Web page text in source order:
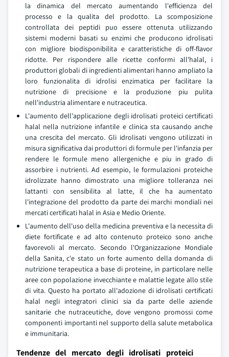
la dinamica del mercato aumentando l'efficienza del
processo e la qualita del prodotto. La scomposizione
controllata dei peptidi puo essere ottenuta utilizzando
sistemi moderni basati su enzimi che producono idrolisati
con migliore biodisponibilita e caratteristiche di off-flavor
ridotte. Per rispondere alle ricette conformi all'halal, i
produttori globali di ingredienti alimentari hanno ampliato la
loro funzionalita di idrolisi enzimatica per facilitare la
nutrizione di precisione e la produzione piu pulita
nell'industria alimentare e nutraceutica.
L'aumento dell'applicazione degli idrolisati proteici certificati
halal nella nutrizione infantile e clinica sta causando anche
una crescita del mercato. Gli idrolisati vengono utilizzati in
misura significativa dai produttori di formule per l'infanzia per
rendere le formule meno allergeniche e piu in grado di
assorbire i nutrienti. Ad esempio, le formulazioni proteiche
idrolizzate hanno dimostrato una migliore tolleranza nei
lattanti con sensibilita al latte, il che ha aumentato
l'integrazione del prodotto da parte dei marchi mondiali nei
mercati certificati halal in Asia e Medio Oriente.
L'aumento dell'uso della medicina preventiva e la necessita di
diete fortificate e ad alto contenuto proteico sono anche
favorevoli al mercato. Secondo l'Organizzazione Mondiale
della Sanita, c'e stato un forte aumento della domanda di
nutrizione terapeutica a base di proteine, in particolare nelle
aree con popolazione invecchiante e malattie legate allo stile
di vita. Questo ha portato all'adozione di idrolisati certificati
halal negli integratori clinici sia da parte delle aziende
sanitarie che nutraceutiche, dove vengono promossi come
componenti importanti nel supporto della salute metabolica
e immunitaria.
Tendenze del mercato degli idrolisati proteici